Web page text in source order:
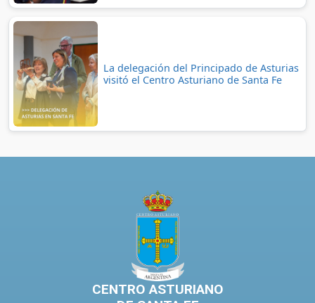
La delegación del Principado de Asturias
visitó el Centro Asturiano de Santa Fe
CENTRO ASTURIANO